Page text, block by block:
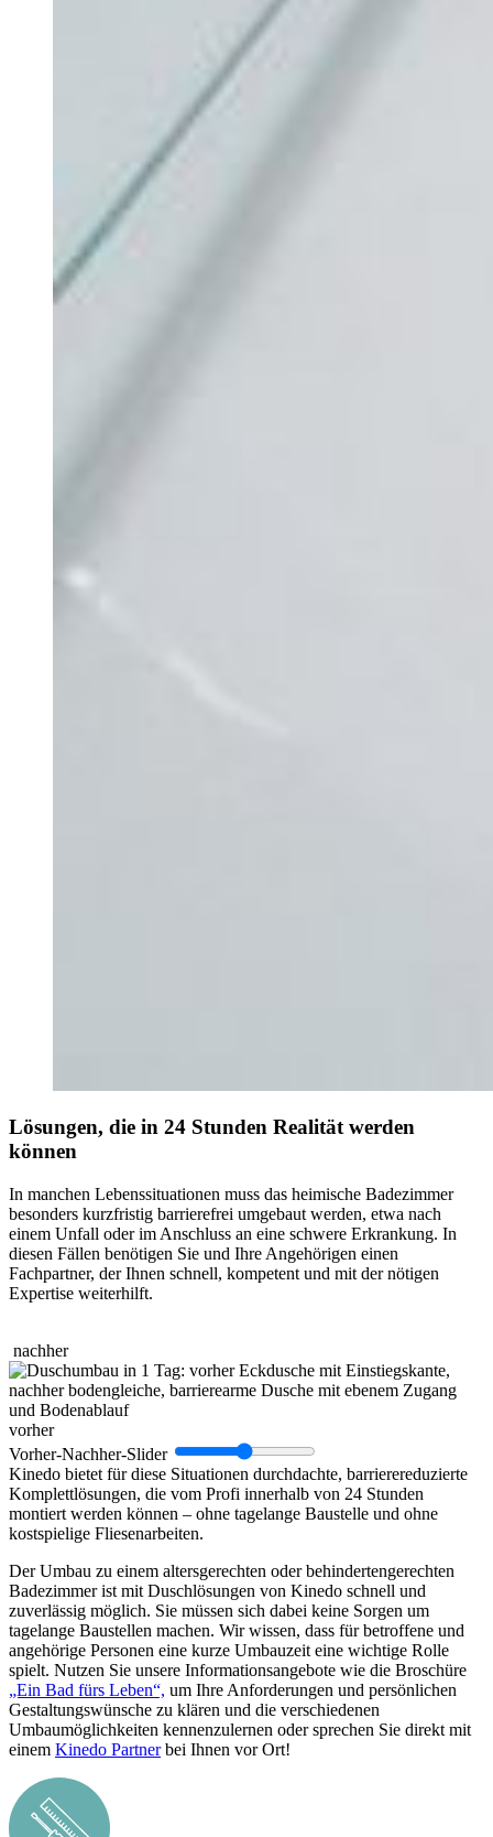
Lösungen, die in 24 Stunden Realität werden
können
In manchen Lebenssituationen muss das heimische Badezimmer
besonders kurzfristig barrierefrei umgebaut werden, etwa nach
einem Unfall oder im Anschluss an eine schwere Erkrankung. In
diesen Fällen benötigen Sie und Ihre Angehörigen einen
Fachpartner, der Ihnen schnell, kompetent und mit der nötigen
Expertise weiterhilft.
nachher
vorher
Vorher-Nachher-Slider
Kinedo bietet für diese Situationen durchdachte, barrierereduzierte
Komplettlösungen, die vom Profi innerhalb von 24 Stunden
montiert werden können – ohne tagelange Baustelle und ohne
kostspielige Fliesenarbeiten.
Der Umbau zu einem altersgerechten oder behindertengerechten
Badezimmer ist mit Duschlösungen von Kinedo schnell und
zuverlässig möglich. Sie müssen sich dabei keine Sorgen um
tagelange Baustellen machen. Wir wissen, dass für betroffene und
angehörige Personen eine kurze Umbauzeit eine wichtige Rolle
spielt. Nutzen Sie unsere Informationsangebote wie die Broschüre
„Ein Bad fürs Leben“, um Ihre Anforderungen und persönlichen
Gestaltungswünsche zu klären und die verschiedenen
Umbaumöglichkeiten kennenzulernen oder sprechen Sie direkt mit
einem Kinedo Partnerbei Ihnen vor Ort!